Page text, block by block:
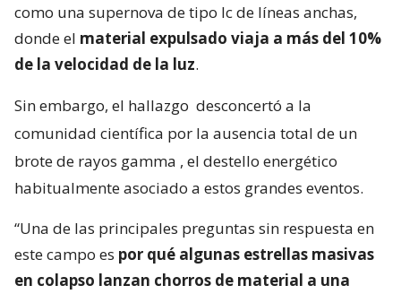
como una supernova de tipo Ic de líneas anchas,
donde el material expulsado viaja a más del 10%
de la velocidad de la luz.
Sin embargo, el hallazgo desconcertó a la
comunidad científica por la ausencia total de un
brote de rayos gamma , el destello energético
habitualmente asociado a estos grandes eventos.
“Una de las principales preguntas sin respuesta en
este campo es por qué algunas estrellas masivas
en colapso lanzan chorros de material a una